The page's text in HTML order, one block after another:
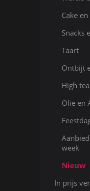
Cake
Snacks
Taart
Ontbijt
High tea
Olie en
week
Nieuw
In prijs